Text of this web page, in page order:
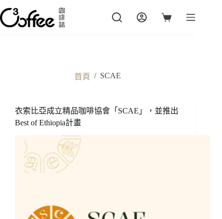
跳
至
主
購
首頁 / SCAE
衣索比亞成立精品咖啡協會「SCAE」，並推出
Best of Ethiopia計畫